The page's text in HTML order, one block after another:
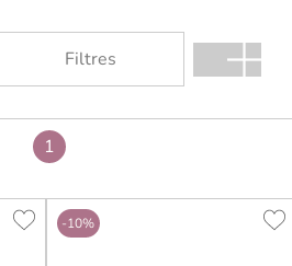
Filtres
1
-10%